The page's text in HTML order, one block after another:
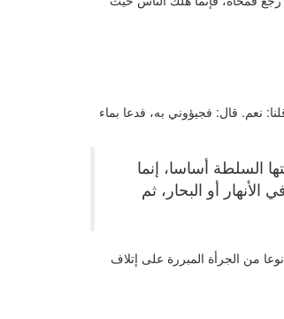
نعم. قال: فجيؤوني به، فدعا بماء
السلطة أساسا، إنما
أو البحار، ثم
من الجرأة المبررة على إتلاف